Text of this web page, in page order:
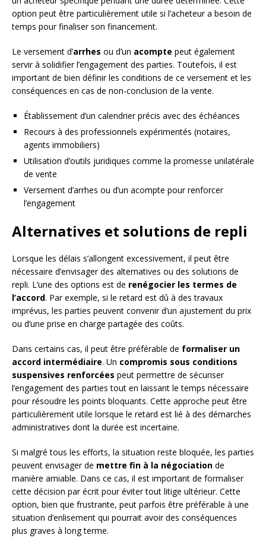
option peut être particulièrement utile si l’acheteur a besoin de
temps pour finaliser son financement.
Le versement d’arrhes ou d’un acompte peut également
servir à solidifier l’engagement des parties. Toutefois, il est
important de bien définir les conditions de ce versement et les
conséquences en cas de non-conclusion de la vente.
Établissement d’un calendrier précis avec des échéances
Recours à des professionnels expérimentés (notaires,
agents immobiliers)
Utilisation d’outils juridiques comme la promesse unilatérale
de vente
Versement d’arrhes ou d’un acompte pour renforcer
l’engagement
Alternatives et solutions de repli
Lorsque les délais s’allongent excessivement, il peut être
nécessaire d’envisager des alternatives ou des solutions de
repli. L’une des options est de renégocier les termes de
l’accord. Par exemple, si le retard est dû à des travaux
imprévus, les parties peuvent convenir d’un ajustement du prix
ou d’une prise en charge partagée des coûts.
Dans certains cas, il peut être préférable de formaliser un
accord intermédiaire. Un compromis sous conditions
suspensives renforcées peut permettre de sécuriser
l’engagement des parties tout en laissant le temps nécessaire
pour résoudre les points bloquants. Cette approche peut être
particulièrement utile lorsque le retard est lié à des démarches
administratives dont la durée est incertaine.
Si malgré tous les efforts, la situation reste bloquée, les parties
peuvent envisager de mettre fin à la négociation de
manière amiable. Dans ce cas, il est important de formaliser
cette décision par écrit pour éviter tout litige ultérieur. Cette
option, bien que frustrante, peut parfois être préférable à une
situation d’enlisement qui pourrait avoir des conséquences
plus graves à long terme.